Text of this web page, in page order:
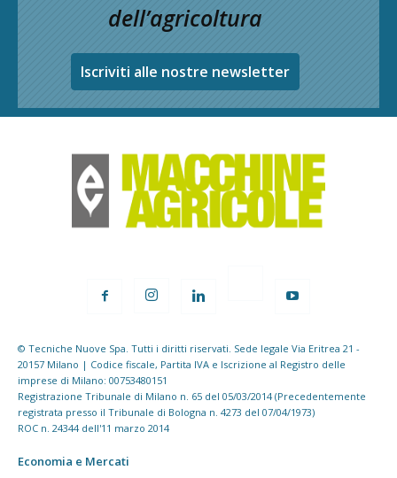
dell’agricoltura
Iscriviti alle nostre newsletter
© Tecniche Nuove Spa. Tutti i diritti riservati. Sede legale Via Eritrea 21 -
20157 Milano | Codice fiscale, Partita IVA e Iscrizione al Registro delle
imprese di Milano: 00753480151
Registrazione Tribunale di Milano n. 65 del 05/03/2014 (Precedentemente
registrata presso il Tribunale di Bologna n. 4273 del 07/04/1973)
ROC n. 24344 dell'11 marzo 2014
Economia e Mercati